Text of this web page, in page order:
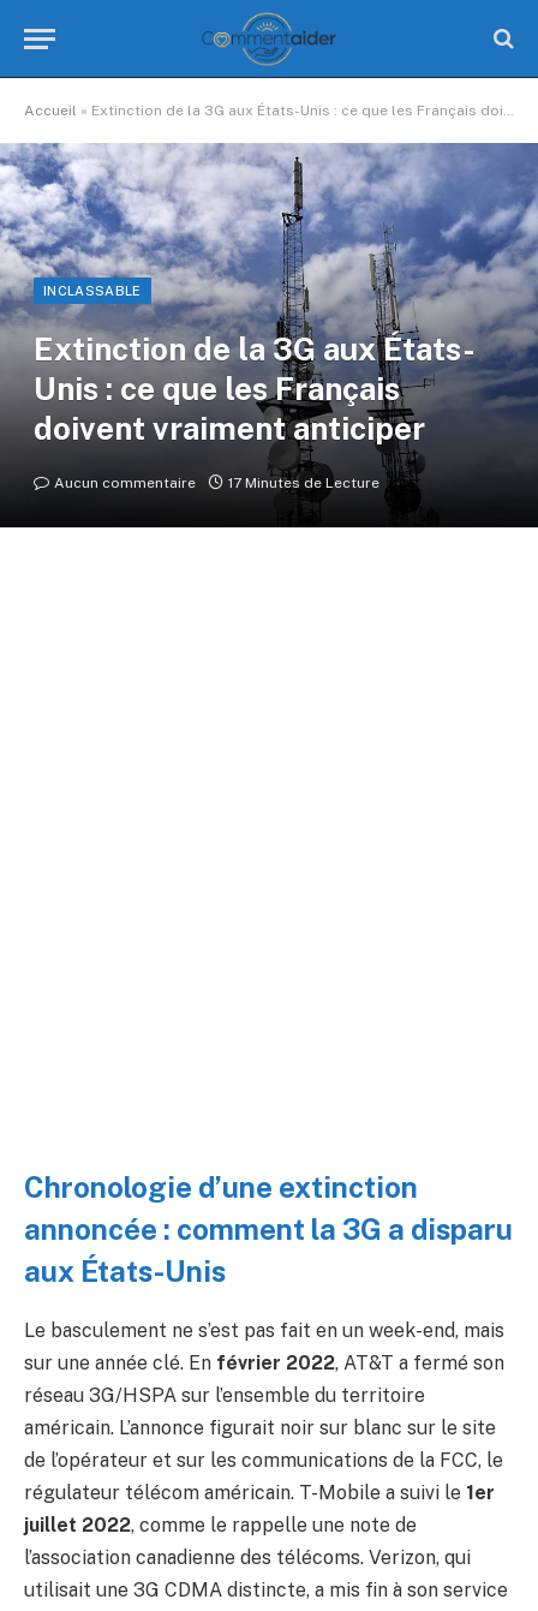
Accueil » Extinction de la 3G aux États-Unis : ce que les Français doivent vraiment anticiper
INCLASSABLE
Extinction de la 3G aux États-
Unis : ce que les Français
doivent vraiment anticiper
Aucun commentaire 17 Minutes de Lecture
Chronologie d’une extinction
annoncée : comment la 3G a disparu
aux États-Unis
Le basculement ne s’est pas fait en un week-end, mais
sur une année clé. En février 2022, AT&T a fermé son
réseau 3G/HSPA sur l’ensemble du territoire
américain. L’annonce figurait noir sur blanc sur le site
de l’opérateur et sur les communications de la FCC, le
régulateur télécom américain. T-Mobile a suivi le 1er
juillet 2022, comme le rappelle une note de
l’association canadienne des télécoms. Verizon, qui
utilisait une 3G CDMA distincte, a mis fin à son service